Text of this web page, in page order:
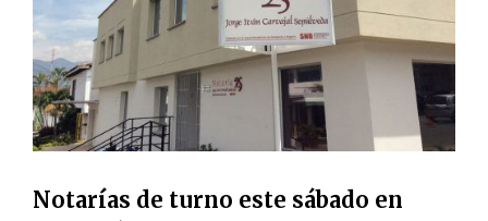
Notarías de turno este sábado en